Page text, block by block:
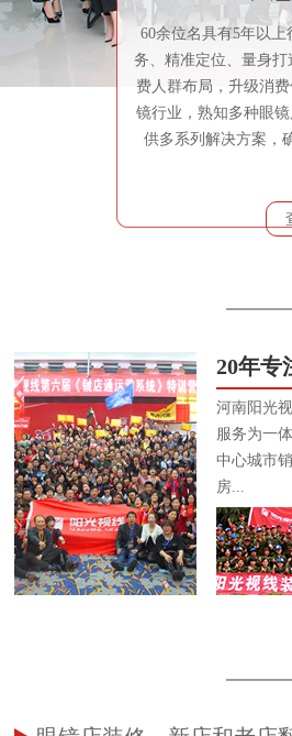
60余位名具有5年以
务、精准定位、量身
费人群布局，升级消
镜行业，熟知多种眼
供多系列解决方案，
20年专
河南阳光
服务为一
中心城市
房...